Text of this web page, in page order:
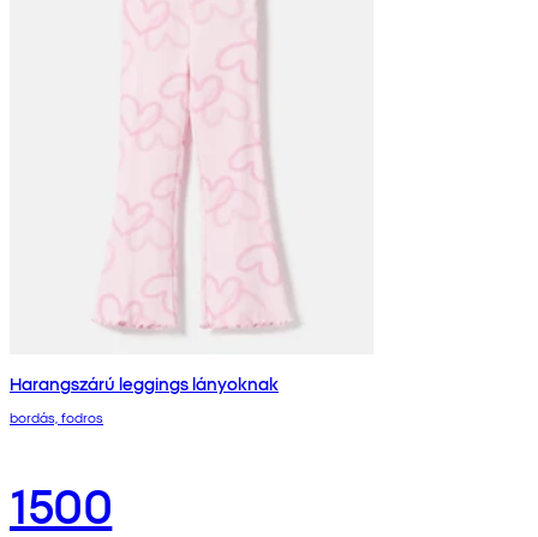
Harangszárú leggings lányoknak
bordás, fodros
1500